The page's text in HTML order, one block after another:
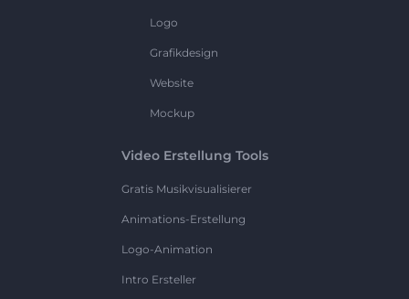
Logo
Grafikdesign
Website
Mockup
Video Erstellung Tools
Gratis Musikvisualisierer
Animations-Erstellung
Logo-Animation
Intro Ersteller